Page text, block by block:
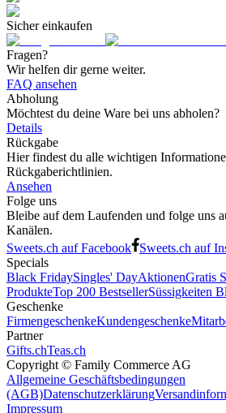
Sicher einkaufen
Fragen?
Wir helfen dir gerne weiter.
FAQ ansehen
Abholung
Möchtest du deine Ware bei uns abholen?
Details
Rückgabe
Hier findest du alle wichtigen
Rückgaberichtlinien.
Ansehen
Folge uns
Bleibe auf dem Laufenden und folge uns
Kanälen.
Sweets.ch auf Facebook
Sweets.ch auf
Specials
Black FridaySingles' DayAktionenGratis
ProdukteTop 200 BestsellerSüssigkeiten
Geschenke
FirmengeschenkeKundengeschenke
Partner
Gifts.chTeas.ch
Copyright © Family Commerce AG
Allgemeine Geschäftsbedingungen
(AGB)Datenschutzerklärung
Impressum